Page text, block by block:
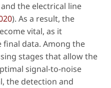
the electrical line
). As a result, the
vital, as it
final data. Among the
stages that allow the
signal-to-noise
the detection and